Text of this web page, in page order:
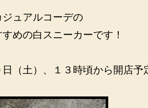
ュアルコーデの
めの白スニーカーです！
（土）、１３時頃から開店予